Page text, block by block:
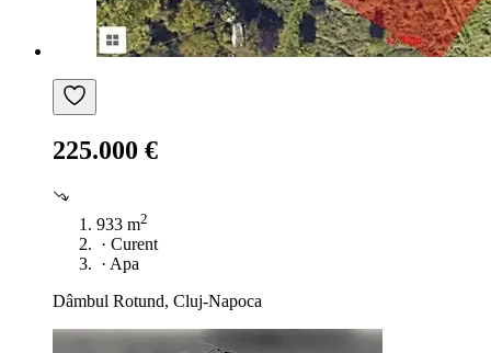
225.000 €
933 m2
· Curent
· Apa
Dâmbul Rotund, Cluj-Napoca